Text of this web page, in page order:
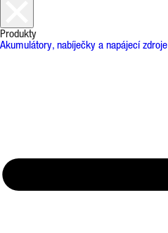
Produkty
Akumulátory, nabíječky a napájecí zdroje